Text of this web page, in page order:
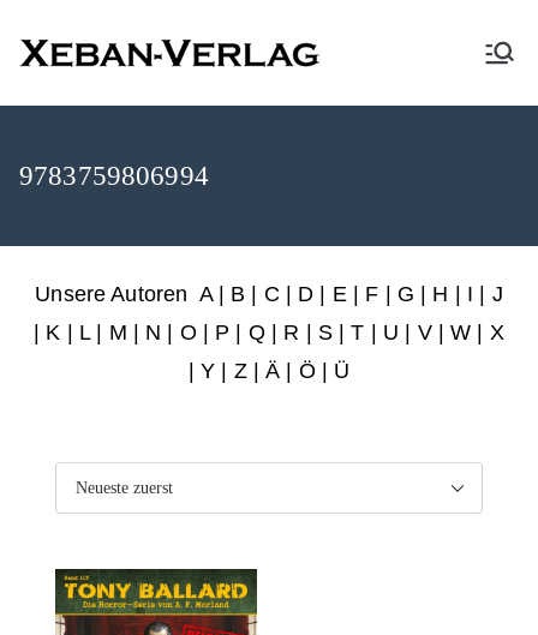
XEBAN-Verlag
9783759806994
Unsere Autoren A| B C D E| F G H I
J
K L| M N O P Q| R S |T U V|W
X
Y Z|Ä | Ö | Ü